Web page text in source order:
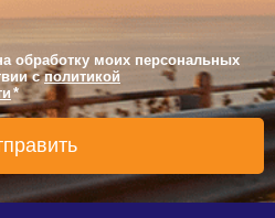
обработку моих персональных
сполитикой
*